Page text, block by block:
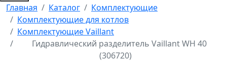
Главная Каталог
Комплектующие
Комплектующие для котлов
Комплектующие Vaillant
Гидравлический разделитель Vaillant WH 40
(306720)